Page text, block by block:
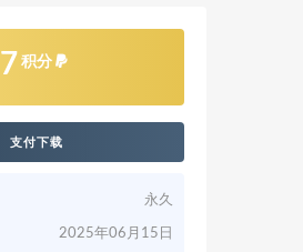
7 积分
支付下载
永久
2025年06月15日